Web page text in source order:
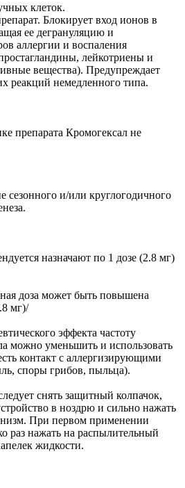
клеток.
Блокирует вход ионов в
ее дегрануляцию и
аллергии и воспаления
лейкотриены и
вещества). Предупреждает
реакций немедленного типа.
препарата Кромогексал не
сезонного и/или круглогодичного
назначают по 1 дозе (2.8 мг)
доза может быть повышена
мг)/
эффекта частоту
можно уменьшить и использовать
контакт с аллергизирующими
споры грибов, пыльца).
снять защитный колпачок,
в ноздрю и сильно нажать
При первом применении
раз нажать на распылительный
жидкости.